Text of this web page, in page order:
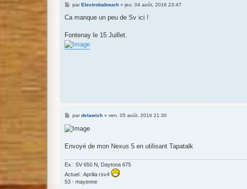
M
s
g
e
parElectrobabouch» jeu. 04 août, 2016 23:47
Ca manque un peu de Sv ici !
Fontenay le 15 Juillet.
M
s
s
g
e
pardelawich» ven. 05 août, 2016 21:30
Envoyé de mon Nexus 5 en utilisant Tapatalk
Ex : SV 650 N, Daytona 675
Actuel : Aprilia rsv4
53 - mayenne